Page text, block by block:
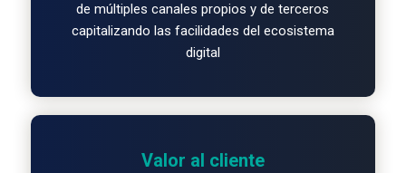
de múltiples canales propios y de terceros
capitalizando las facilidades del ecosistema
digital
Valor al cliente